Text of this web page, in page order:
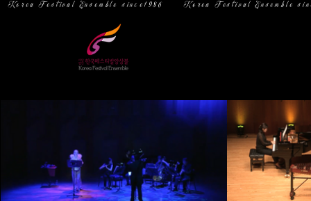
  Korea Festival Ensemble since1986